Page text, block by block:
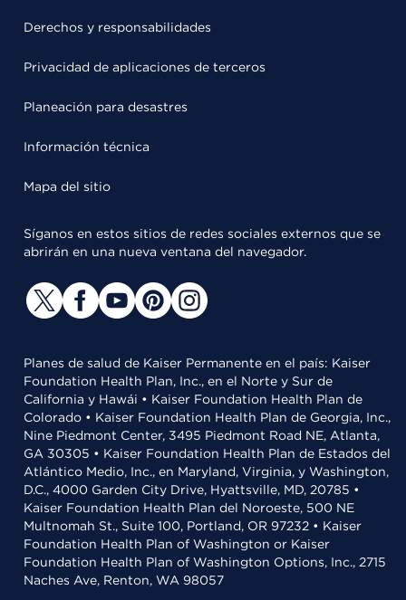
Derechos y responsabilidades
Privacidad de aplicaciones de terceros
Planeación para desastres
Información técnica
Mapa del sitio
Síganos en estos sitios de redes sociales externos que se
abrirán en una nueva ventana del navegador.
Planes de salud de Kaiser Permanente en el país: Kaiser
Foundation Health Plan, Inc., en el Norte y Sur de
California y Hawái • Kaiser Foundation Health Plan de
Colorado • Kaiser Foundation Health Plan de Georgia, Inc.,
Nine Piedmont Center, 3495 Piedmont Road NE, Atlanta,
GA 30305 • Kaiser Foundation Health Plan de Estados del
Atlántico Medio, Inc., en Maryland, Virginia, y Washington,
D.C., 4000 Garden City Drive, Hyattsville, MD, 20785 •
Kaiser Foundation Health Plan del Noroeste, 500 NE
Multnomah St., Suite 100, Portland, OR 97232 • Kaiser
Foundation Health Plan of Washington or Kaiser
Foundation Health Plan of Washington Options, Inc., 2715
Naches Ave, Renton, WA 98057